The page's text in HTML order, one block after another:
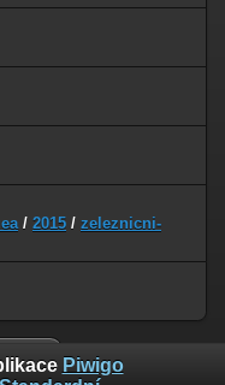
/ 2015 / zeleznicni-
Piwigo